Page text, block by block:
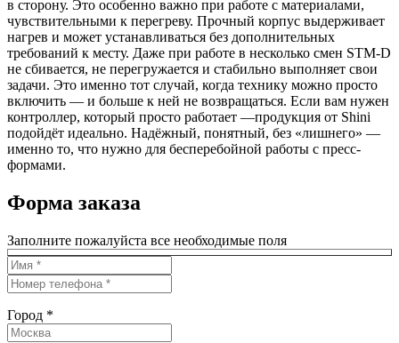
в сторону. Это особенно важно при работе с материалами,
чувствительными к перегреву. Прочный корпус выдерживает
нагрев и может устанавливаться без дополнительных
требований к месту. Даже при работе в несколько смен STM-D
не сбивается, не перегружается и стабильно выполняет свои
задачи. Это именно тот случай, когда технику можно просто
включить — и больше к ней не возвращаться. Если вам нужен
контроллер, который просто работает —продукция от Shini
подойдёт идеально. Надёжный, понятный, без «лишнего» —
именно то, что нужно для бесперебойной работы с пресс-
формами.
Форма заказа
Заполните пожалуйста все необходимые поля
Город *